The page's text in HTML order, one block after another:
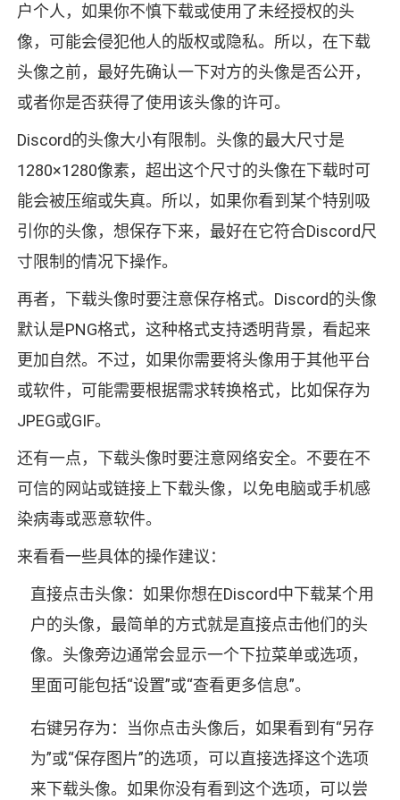
户个人，如果你不慎下载或使用了未经授权的头
像，可能会侵犯他人的版权或隐私。所以，在下载
头像之前，最好先确认一下对方的头像是否公开，
或者你是否获得了使用该头像的许可。
Discord的头像大小有限制。头像的最大尺寸是
1280×1280像素，超出这个尺寸的头像在下载时可
能会被压缩或失真。所以，如果你看到某个特别吸
引你的头像，想保存下来，最好在它符合Discord尺
寸限制的情况下操作。
再者，下载头像时要注意保存格式。Discord的头像
默认是PNG格式，这种格式支持透明背景，看起来
更加自然。不过，如果你需要将头像用于其他平台
或软件，可能需要根据需求转换格式，比如保存为
JPEG或GIF。
还有一点，下载头像时要注意网络安全。不要在不
可信的网站或链接上下载头像，以免电脑或手机感
染病毒或恶意软件。
来看看一些具体的操作建议：
直接点击头像：如果你想在Discord中下载某个用
户的头像，最简单的方式就是直接点击他们的头
像。头像旁边通常会显示一个下拉菜单或选项，
里面可能包括“设置”或“查看更多信息”。
右键另存为：当你点击头像后，如果看到有“另存
为”或“保存图片”的选项，可以直接选择这个选项
来下载头像。如果你没有看到这个选项，可以尝